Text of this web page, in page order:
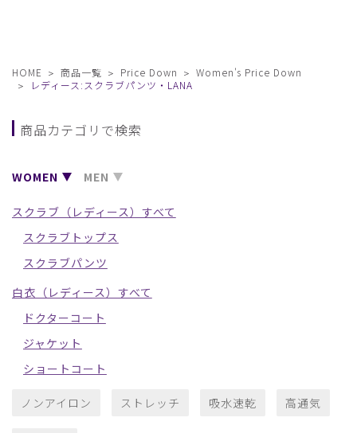
HOME 商品一覧 Price Down
Women's Price Down
レディース:スクラブパンツ・LANA
商品カテゴリで検索
WOMEN MEN
スクラブ（レディース）すべて
スクラブトップス
スクラブパンツ
白衣（レディース）すべて
ドクターコート
ジャケット
ショートコート
ノンアイロン ストレッチ 吸水速乾 高通気